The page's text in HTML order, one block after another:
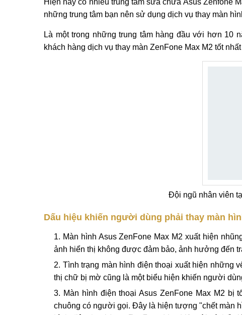
Mô tả Hỏi đáp và đánh giá
Thông tin chi tiết Thay màn hình Asus ZenFone
thay màn hình Asus Zenfone Max M2sau
Là một trong những trung tâm hàng đầu với hơn 10
khách hàng dịch vụ thay màn ZenFone Max M2 tốt
Đội ngũ nhân viên
Dấu hiệu khiến người dùng phải thay màn